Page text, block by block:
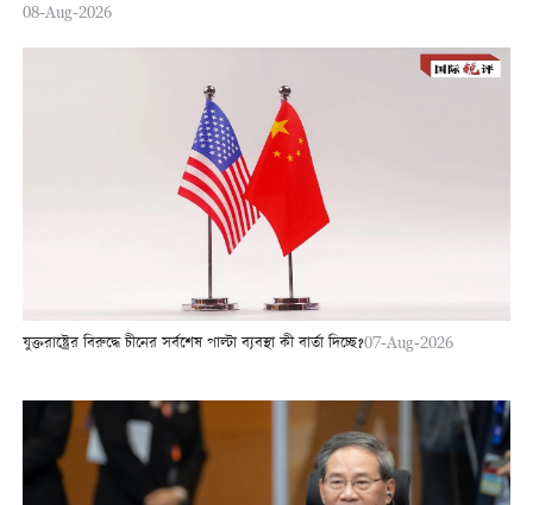
08-Aug-2026
যুক্তরাষ্ট্রের বিরুদ্ধে চীনের সর্বশেষ পাল্টা ব্যবস্থা কী বার্তা দিচ্ছে?07-Aug-2026